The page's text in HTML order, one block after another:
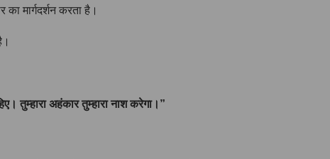
मार्गदर्शन करता है।
तुम्हारा अहंकार तुम्हारा नाश करेगा।”